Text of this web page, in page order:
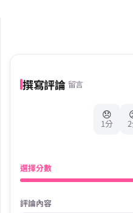
撰寫評論 留言
😞
1分
選擇分數
評論內容